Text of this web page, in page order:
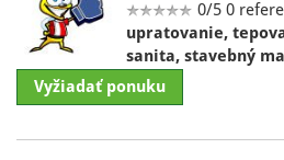
0/5 0
upratovanie,
sanita, stavebný
Vyžiadať ponuku